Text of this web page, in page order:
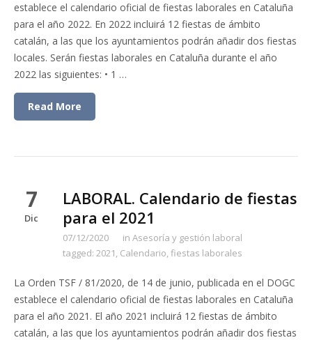
establece el calendario oficial de fiestas laborales en Cataluña
para el año 2022. En 2022 incluirá 12 fiestas de ámbito
catalán, a las que los ayuntamientos podrán añadir dos fiestas
locales. Serán fiestas laborales en Cataluña durante el año
2022 las siguientes: • 1 …
Read More
7
Dic
LABORAL. Calendario de fiestas
para el 2021
07/12/2020 in Asesoría y gestión laboral
tagged: 2021, Calendario,fiestas laborales
La Orden TSF / 81/2020, de 14 de junio, publicada en el DOGC
establece el calendario oficial de fiestas laborales en Cataluña
para el año 2021. El año 2021 incluirá 12 fiestas de ámbito
catalán, a las que los ayuntamientos podrán añadir dos fiestas